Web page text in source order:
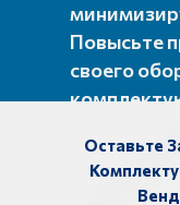
Повысьте
своего
Оставьте